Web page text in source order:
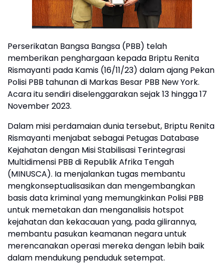
Perserikatan Bangsa Bangsa (PBB) telah
memberikan penghargaan kepada Briptu Renita
Rismayanti pada Kamis (16/11/23) dalam ajang Pekan
Polisi PBB tahunan di Markas Besar PBB New York.
Acara itu sendiri diselenggarakan sejak 13 hingga 17
November 2023.
Dalam misi perdamaian dunia tersebut, Briptu Renita
Rismayanti menjabat sebagai Petugas Database
Kejahatan dengan Misi Stabilisasi Terintegrasi
Multidimensi PBB di Republik Afrika Tengah
(MINUSCA). Ia menjalankan tugas membantu
mengkonseptualisasikan dan mengembangkan
basis data kriminal yang memungkinkan Polisi PBB
untuk memetakan dan menganalisis hotspot
kejahatan dan kekacauan yang, pada gilirannya,
membantu pasukan keamanan negara untuk
merencanakan operasi mereka dengan lebih baik
dalam mendukung penduduk setempat.